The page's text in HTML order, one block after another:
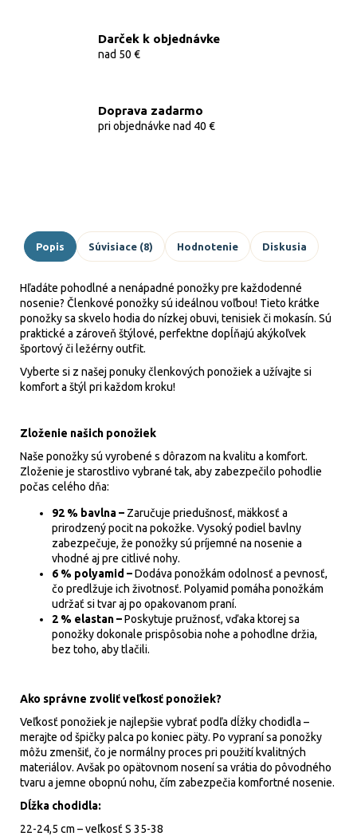
Darček k objednávke
nad 50 €
Doprava zadarmo
pri objednávke nad 40 €
Popis Súvisiace (8) Hodnotenie Diskusia
Hľadáte pohodlné a nenápadné ponožky pre každodenné
nosenie? Členkové ponožky sú ideálnou voľbou! Tieto krátke
ponožky sa skvelo hodia do nízkej obuvi, tenisiek či mokasín. Sú
praktické a zároveň štýlové, perfektne dopĺňajú akýkoľvek
športový či ležérny outfit.
Vyberte si z našej ponuky členkových ponožiek a užívajte si
komfort a štýl pri každom kroku!
Zloženie našich ponožiek
Naše ponožky sú vyrobené s dôrazom na kvalitu a komfort.
Zloženie je starostlivo vybrané tak, aby zabezpečilo pohodlie
počas celého dňa:
92 % bavlna – Zaručuje priedušnosť, mäkkosť a
prirodzený pocit na pokožke. Vysoký podiel bavlny
zabezpečuje, že ponožky sú príjemné na nosenie a
vhodné aj pre citlivé nohy.
6 % polyamid –Dodáva ponožkám odolnosť a pevnosť,
čo predlžuje ich životnosť. Polyamid pomáha ponožkám
udržať si tvar aj po opakovanom praní.
2 % elastan –Poskytuje pružnosť, vďaka ktorej sa
ponožky dokonale prispôsobia nohe a pohodlne držia,
bez toho, aby tlačili.
Ako správne zvoliť veľkosť ponožiek?
Veľkosť ponožiek je najlepšie vybrať podľa dĺžky chodidla –
merajte od špičky palca po koniec päty. Po vypraní sa ponožky
môžu zmenšiť, čo je normálny proces pri použití kvalitných
materiálov. Avšak po opätovnom nosení sa vrátia do pôvodného
tvaru a jemne obopnú nohu, čím zabezpečia komfortné nosenie.
Dĺžka chodidla:
22-24,5 cm – veľkosť S 35-38